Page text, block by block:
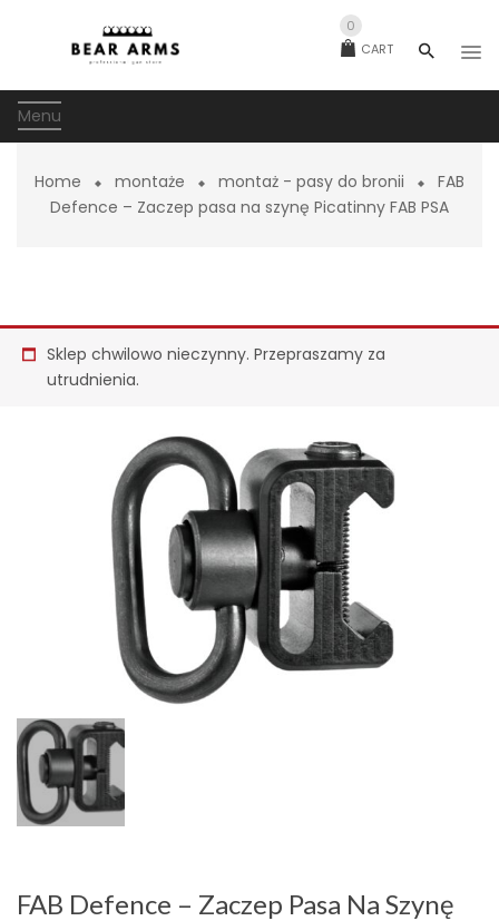
CART
0
Menu
Home montaże montaż - pasy do bronii
FAB
Defence – Zaczep pasa na szynę Picatinny FAB PSA
Sklep chwilowo nieczynny. Przepraszamy za
utrudnienia.
FAB Defence – Zaczep Pasa Na Szynę